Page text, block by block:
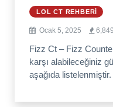
LOL CT REHBERI
Ocak 5, 2025
Fizz Ct – Fizz
karşı alabileceğiniz
aşağıda